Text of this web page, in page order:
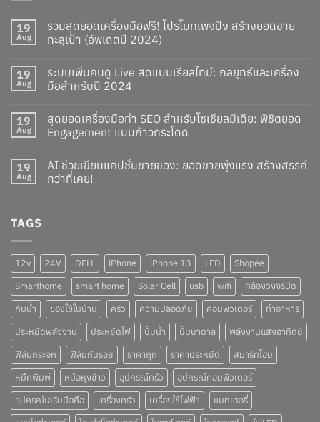
19
Aug
รวมสุดยอดเครื่องมือฟรี! โปรโมทเพจปัง สร้างยอดขาย
ทะลุเป้า (อัพเดตปี 2024)
19
Aug
ระบบเพิ่มคนดู Live สดแบบเรียลไทม์: กลยุทธ์และเครื่อง
มือสำหรับปี 2024
19
Aug
สุดยอดเครื่องมือทำ SEO สำหรับโซเชียลมีเดีย: พิชิตยอด
Engagement แบบก้าวกระโดด
19
Aug
AI ช่วยเขียนแคปชั่นขายของ: ยอดขายพุ่งแรง สร้างสรรค์
กว่าที่เคย!
TAGS
12v 24V DELL iPhone iPhone 13 LED
Shopee
Smarthome
smart home Solar Cell usb wifi
กล้องวงจรปิด
กันน้ำ
ของใช้ในบ้าน ครัว ความปลอดภัย คอมพิวเตอร์
ทำอาหาร
ประหยัดพลังงาน
ประหยัดไฟ ปั๊มน้ำ ปั๊มบาดาล
พลังงานแสงอาทิตย์
ฟิล์มกระจก
ฟิล์มกันรอย ราคาถูก ราคาประหยัด
สมาร์ทโฮม
หมึกพิมพ์
หม้อหุงข้าว อุปกรณ์ครัว
อุปกรณ์คอมพิวเตอร์
อุปกรณ์เสริมมือถือ
เครื่องครัว เครื่องใช้ไฟฟ้า
แบตเตอรี่